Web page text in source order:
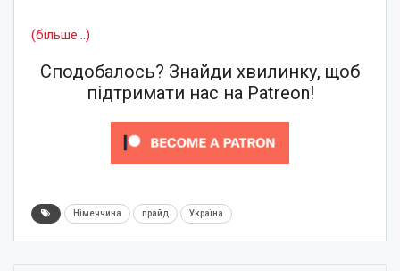
(більше…)
Сподобалось? Знайди хвилинку, щоб
підтримати нас на Patreon!
Німеччина прайд Україна